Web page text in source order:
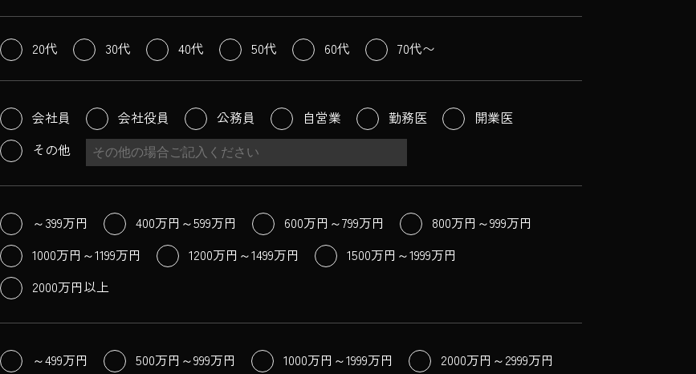
20代 30代 40代 50代 60代 70代〜
会社員 会社役員 公務員 自営業 勤務医
開業医
その他
～399万円 400万円～599万円 600万円～799万円
800万円～999万円
1000万円～1199万円
1200万円～1499万円
1500万円～1999万円
2000万円以上
～499万円 500万円～999万円 1000万円～1999万円
2000万円～2999万円